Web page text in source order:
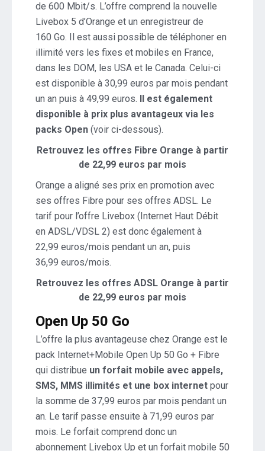
de 600 Mbit/s. L’offre comprend la nouvelle
Livebox 5 d’Orange et un enregistreur de
160 Go. Il est aussi possible de téléphoner en
illimité vers les fixes et mobiles en France,
dans les DOM, les USA et le Canada. Celui-ci
est disponible à 30,99 euros par mois pendant
un an puis à 49,99 euros. Il est également
disponible à prix plus avantageux via les
packs Open (voir ci-dessous).
Retrouvez les offres Fibre Orange à partir
de 22,99 euros par mois
Orange a aligné ses prix en promotion avec
ses offres Fibre pour ses offres ADSL. Le
tarif pour l’offre Livebox (Internet Haut Débit
en ADSL/VDSL 2) est donc également à
22,99 euros/mois pendant un an, puis
36,99 euros/mois.
Retrouvez les offres ADSL Orange à partir
de 22,99 euros par mois
Open Up 50 Go
L’offre la plus avantageuse chez Orange est le
pack Internet+Mobile Open Up 50 Go + Fibre
qui distribue un forfait mobile avec appels,
SMS, MMS illimités et une box internet pour
la somme de 37,99 euros par mois pendant un
an. Le tarif passe ensuite à 71,99 euros par
mois. Le forfait comprend donc un
abonnement Livebox Up et un forfait mobile 50